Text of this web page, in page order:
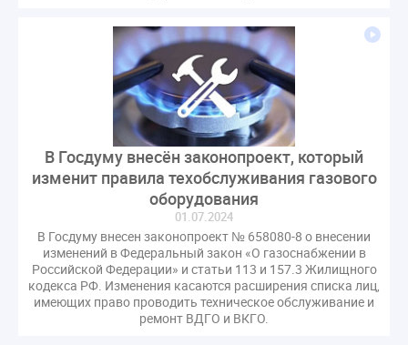
В Госдуму внесён законопроект, который
изменит правила техобслуживания газового
оборудования
01.07.2024
В Госдуму внесен законопроект № 658080-8 о внесении
изменений в Федеральный закон «О газоснабжении в
Российской Федерации» и статьи 113 и 157.3 Жилищного
кодекса РФ. Изменения касаются расширения списка лиц,
имеющих право проводить техническое обслуживание и
ремонт ВДГО и ВКГО.